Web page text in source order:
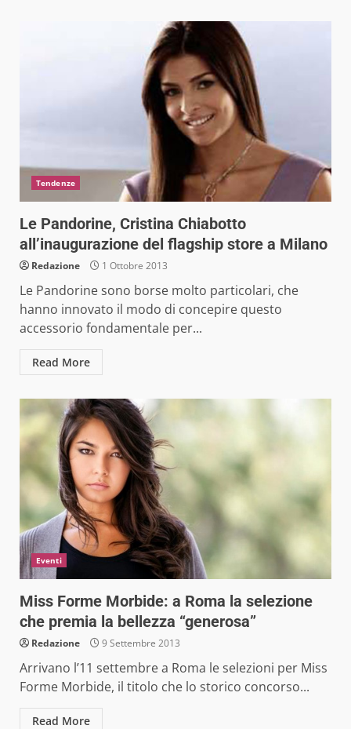
Tendenze
Le Pandorine, Cristina Chiabotto
all’inaugurazione del flagship store a Milano
Redazione 1 Ottobre 2013
Le Pandorine sono borse molto particolari, che
hanno innovato il modo di concepire questo
accessorio fondamentale per...
Read More
Eventi
Miss Forme Morbide: a Roma la selezione
che premia la bellezza “generosa”
Redazione 9 Settembre 2013
Arrivano l’11 settembre a Roma le selezioni per Miss
Forme Morbide, il titolo che lo storico concorso...
Read More